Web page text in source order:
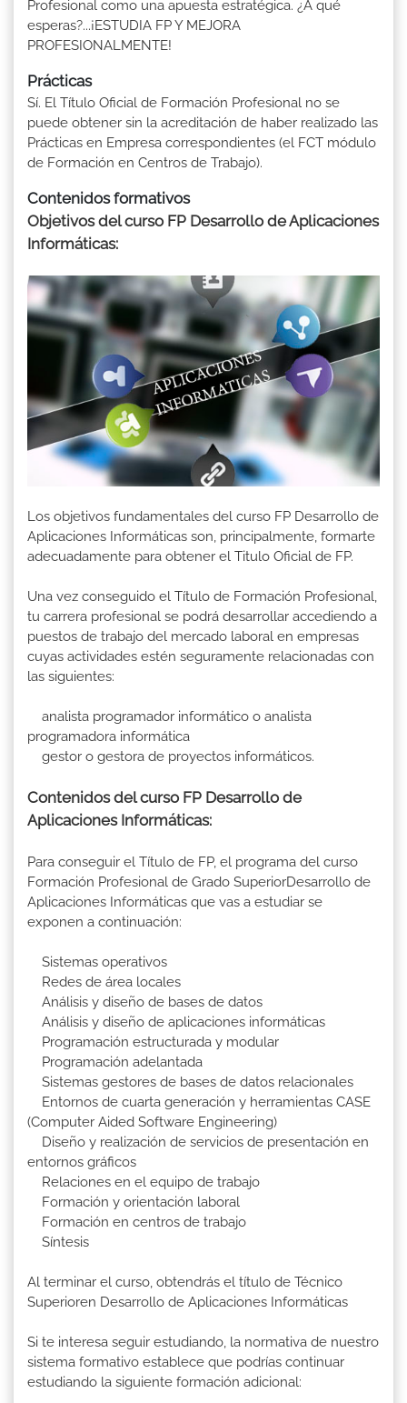
Profesional como una apuesta estratégica. ¿A qué
esperas?...¡ESTUDIA FP Y MEJORA
PROFESIONALMENTE!
Prácticas
Sí. El Título Oficial de Formación Profesional no se
puede obtener sin la acreditación de haber realizado las
Prácticas en Empresa correspondientes (el FCT módulo
de Formación en Centros de Trabajo).
Contenidos formativos
Objetivos del curso FP Desarrollo de Aplicaciones
Informáticas:
Los objetivos fundamentales del curso FP Desarrollo de
Aplicaciones Informáticas son, principalmente, formarte
adecuadamente para obtener el Titulo Oficial de FP.
Una vez conseguido el Título de Formación Profesional,
tu carrera profesional se podrá desarrollar accediendo a
puestos de trabajo del mercado laboral en empresas
cuyas actividades estén seguramente relacionadas con
las siguientes:
analista programador informático o analista
programadora informática
gestor o gestora de proyectos informáticos.
Contenidos del curso FP Desarrollo de
Aplicaciones Informáticas:
Para conseguir el Título de FP, el programa del curso
Formación Profesional de Grado SuperiorDesarrollo de
Aplicaciones Informáticas que vas a estudiar se
exponen a continuación:
Sistemas operativos
Redes de área locales
Análisis y diseño de bases de datos
Análisis y diseño de aplicaciones informáticas
Programación estructurada y modular
Programación adelantada
Sistemas gestores de bases de datos relacionales
Entornos de cuarta generación y herramientas CASE
(Computer Aided Software Engineering)
Diseño y realización de servicios de presentación en
entornos gráficos
Relaciones en el equipo de trabajo
Formación y orientación laboral
Formación en centros de trabajo
Síntesis
Al terminar el curso, obtendrás el título de Técnico
Superioren Desarrollo de Aplicaciones Informáticas
Si te interesa seguir estudiando, la normativa de nuestro
sistema formativo establece que podrías continuar
estudiando la siguiente formación adicional: